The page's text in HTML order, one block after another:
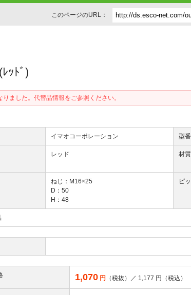
このページのURL：
ｯﾄﾞ)
りました。代替品情報をご参照ください。
イマオコーポレーション 型番
レッド 材質
ねじ：M16×25
D：50
H：48
ピ
1,070 円 （税抜）／ 1,177 円（税込）